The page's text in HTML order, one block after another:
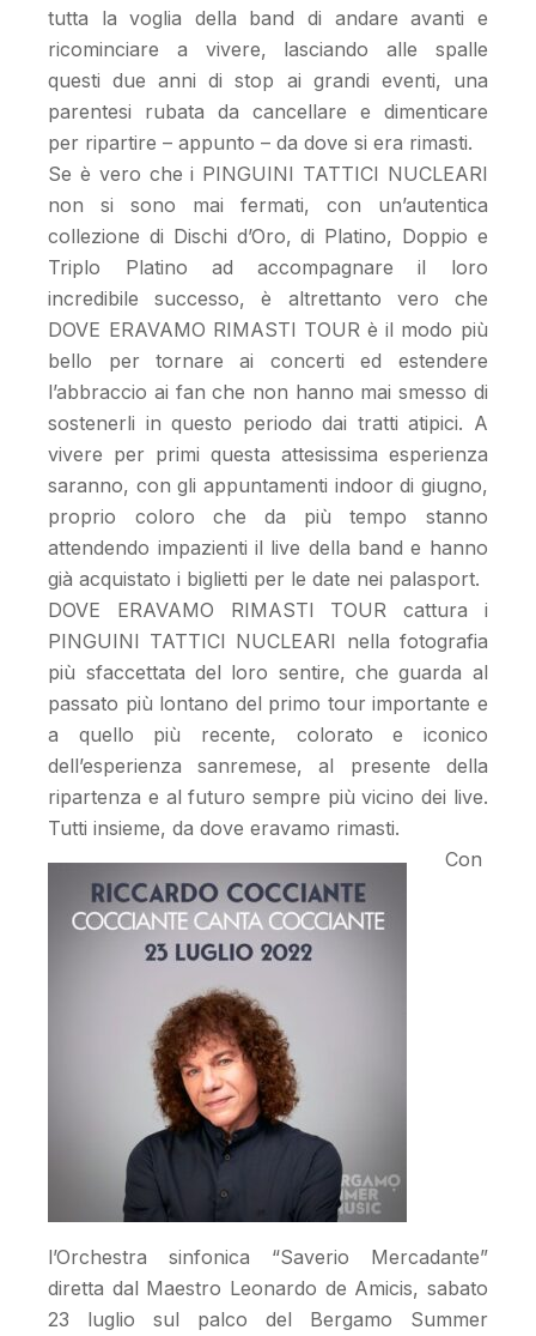
tutta la voglia della band di andare avanti e
ricominciare a vivere, lasciando alle spalle
questi due anni di stop ai grandi eventi, una
parentesi rubata da cancellare e dimenticare
per ripartire – appunto – da dove si era rimasti.
Se è vero che i PINGUINI TATTICI NUCLEARI
non si sono mai fermati, con un’autentica
collezione di Dischi d’Oro, di Platino, Doppio e
Triplo Platino ad accompagnare il loro
incredibile successo, è altrettanto vero che
DOVE ERAVAMO RIMASTI TOUR è il modo più
bello per tornare ai concerti ed estendere
l’abbraccio ai fan che non hanno mai smesso di
sostenerli in questo periodo dai tratti atipici. A
vivere per primi questa attesissima esperienza
saranno, con gli appuntamenti indoor di giugno,
proprio coloro che da più tempo stanno
attendendo impazienti il live della band e hanno
già acquistato i biglietti per le date nei palasport.
DOVE ERAVAMO RIMASTI TOUR cattura i
PINGUINI TATTICI NUCLEARI nella fotografia
più sfaccettata del loro sentire, che guarda al
passato più lontano del primo tour importante e
a quello più recente, colorato e iconico
dell’esperienza sanremese, al presente della
ripartenza e al futuro sempre più vicino dei live.
Tutti insieme, da dove eravamo rimasti.
Con
l’Orchestra sinfonica “Saverio Mercadante”
diretta dal Maestro Leonardo de Amicis, sabato
23 luglio sul palco del Bergamo Summer